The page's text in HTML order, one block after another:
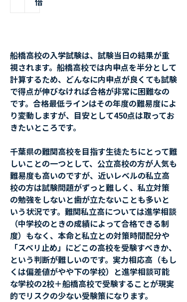
船橋高校の入学試験は、試験当日の結果が重
視されます。船橋高校では内申点を半分として
計算するため、どんなに内申点が良くても試験
で得点が伸びなければ合格が非常に困難なの
です。合格最低ラインはその年度の難易度によ
り変動しますが、目安として450点は取ってお
きたいところです。
千葉県の難関高校を目指す生徒たちにとって難
しいことの一つとして、公立高校の方が人気も
難易度も高いのですが、近いレベルの私立高
校の方は試験問題がずっと難しく、私立対策
の勉強をしないと歯が立たないことも多いと
いう状況です。難関私立高については進学相談
（中学校のときの成績によって合格できる制
度）もなく、本命と私立との対策時間配分や
「スベリ止め」にどこの高校を受験すべきか、
という判断が難しいのです。実力相応高（もし
くは偏差値がやや下の学校）と進学相談可能
な学校の2校＋船橋高校で受験することが現実
的でリスクの少ない受験策になります。